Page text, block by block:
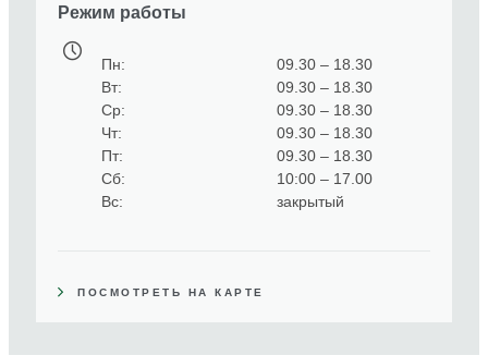
Режим работы
Пн
09.30 – 18.30
Вт
09.30 – 18.30
Ср
09.30 – 18.30
Чт
09.30 – 18.30
Пт
09.30 – 18.30
Сб
10:00 – 17.00
Вс
закрытый
ПОСМОТРЕТЬ НА КАРТЕ